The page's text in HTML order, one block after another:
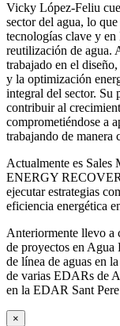
Vicky López-Feliu
sector del agua, lo
tecnologías clave y en
reutilización de agua.
trabajado en el
y la optimización
integral del sector. Su
contribuir al
comprometiéndose a
trabajando de manera
Actualmente es Sales
ENERGY
ejecutar estrategias
eficiencia energética
Anteriormente llevo a
de proyectos en
de línea de aguas en
de varias EDARs de
en la EDAR Sant
×